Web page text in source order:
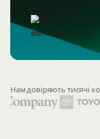
Нам довіряють тисячі